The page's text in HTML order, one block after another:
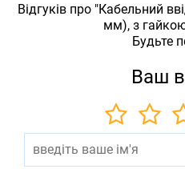
Відгуків про "Кабельний
мм), з
Будьте
Ваш